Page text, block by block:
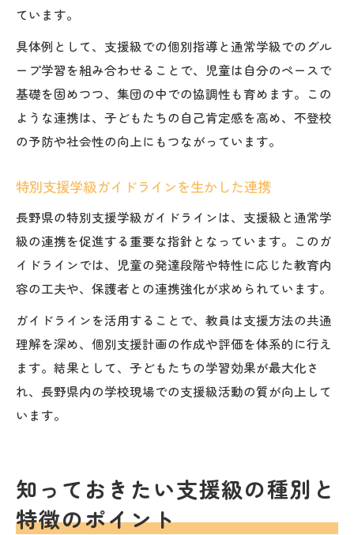
ています。
具体例として、支援級での個別指導と通常学級でのグル
ープ学習を組み合わせることで、児童は自分のペースで
基礎を固めつつ、集団の中での協調性も育めます。この
ような連携は、子どもたちの自己肯定感を高め、不登校
の予防や社会性の向上にもつながっています。
特別支援学級ガイドラインを生かした連携
長野県の特別支援学級ガイドラインは、支援級と通常学
級の連携を促進する重要な指針となっています。このガ
イドラインでは、児童の発達段階や特性に応じた教育内
容の工夫や、保護者との連携強化が求められています。
ガイドラインを活用することで、教員は支援方法の共通
理解を深め、個別支援計画の作成や評価を体系的に行え
ます。結果として、子どもたちの学習効果が最大化さ
れ、長野県内の学校現場での支援級活動の質が向上して
います。
知っておきたい支援級の種別と
特徴のポイント